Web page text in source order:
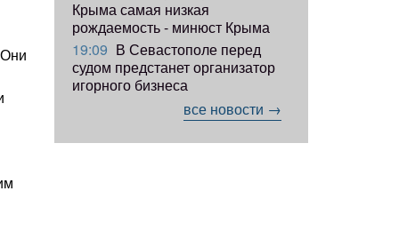
Крыма самая низкая
рождаемость - минюст Крыма
19:09 В Севастополе перед
судом предстанет организатор
игорного бизнеса
все новости →